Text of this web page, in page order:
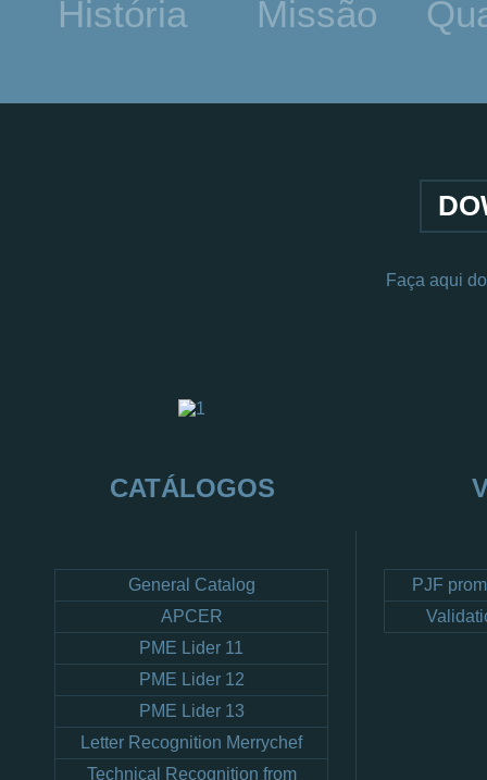
História Missão
Faça aqui
CATÁLOGOS
General Catalog
APCER
PME Lider 11
PME Lider 12
PME Lider 13
Letter Recognition Merrychef
Technical Recognition from
PJF